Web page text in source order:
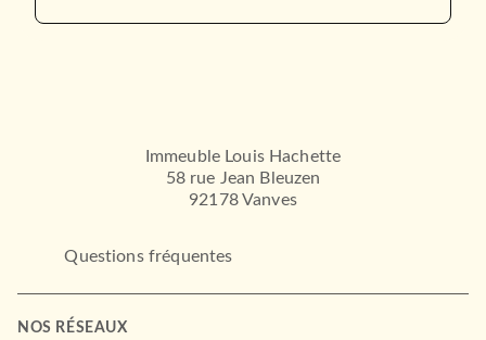
Immeuble Louis Hachette
58 rue Jean Bleuzen
92178 Vanves
Questions fréquentes
NOS RÉSEAUX